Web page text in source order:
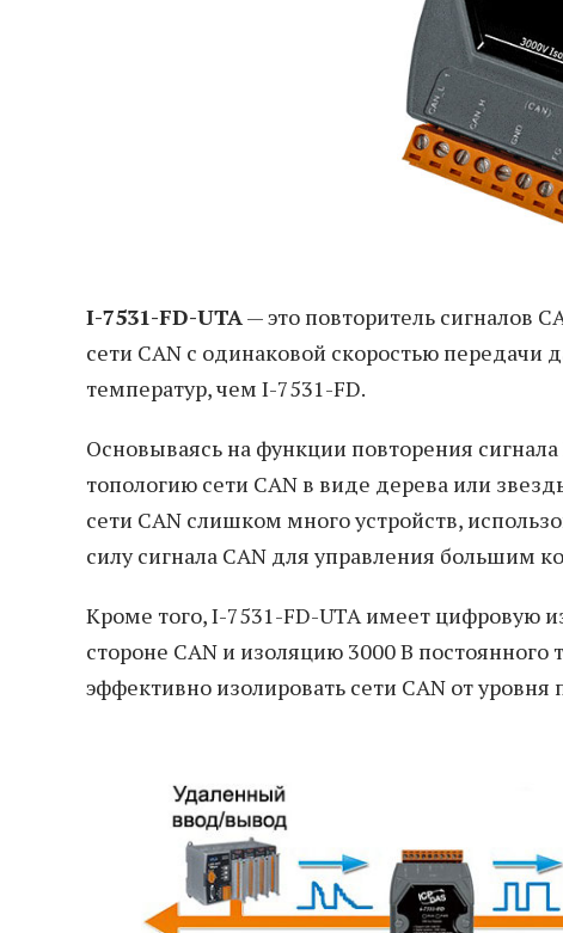
I-7531-FD-UTA— это повторитель сигналов
сети CAN с одинаковой скоростью
температур, чем I-7531-FD.
Основываясь на функции повторения
топологию сети CAN в виде дерева или
сети CAN слишком много устройств,
силу сигнала CAN для управления большим
Кроме того, I-7531-FD-UTA имеет цифровую
стороне CAN и изоляцию 3000 В постоянного
эффективно изолировать сети CAN от